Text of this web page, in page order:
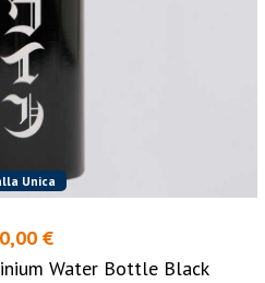
Unica
€
Water Bottle Black